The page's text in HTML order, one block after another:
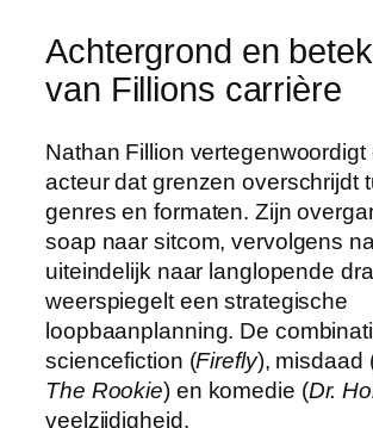
Achtergrond en
van Fillions carrière
Nathan Fillion vertegenwoordigt
acteur dat grenzen overschrijdt
genres en formaten. Zijn
soap naar sitcom, vervolgens
uiteindelijk naar langlopende
weerspiegelt een strategische
loopbaanplanning. De
sciencefiction (Firefly), misdaad
The Rookie) en komedie (Dr.
veelzijdigheid.